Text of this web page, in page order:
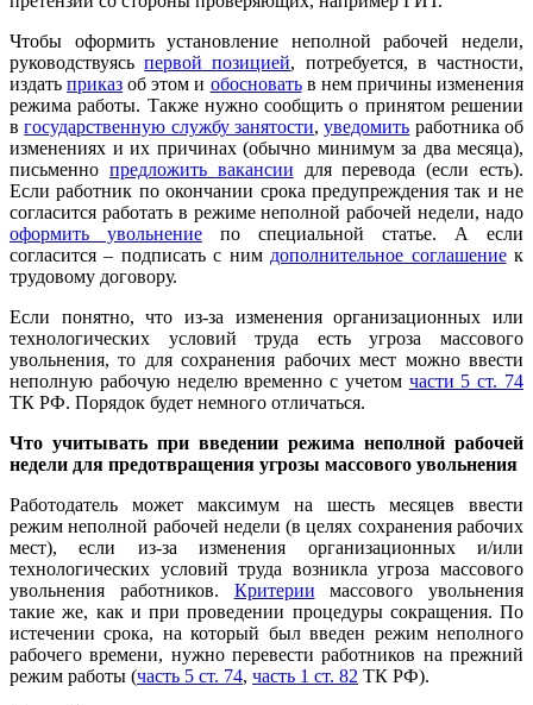
Чтобы оформить установление неполной рабочей недели,
руководствуясьпервой позицией, потребуется, в частности,
издатьприказ об этом и обосноватьв нем причины изменения
режима работы. Также нужно сообщить о принятом решении
вгосударственную службу занятости,уведомить работника об
изменениях и их причинах (обычно минимум за два месяца),
письменно предложить вакансии для перевода (если есть).
Если работник по окончании срока предупреждения так и не
согласится работать в режиме неполной рабочей недели, надо
оформить увольнение по специальной статье. А если
согласится – подписать с ним дополнительное соглашениек
трудовому договору.
Если понятно, что из-за изменения организационных или
технологических условий труда есть угроза массового
увольнения, то для сохранения рабочих мест можно ввести
неполную рабочую неделю временно с учетом части 5 ст. 74
ТК РФ. Порядок будет немного отличаться.
Что учитывать при введении режима неполной рабочей
недели для предотвращения угрозы массового увольнения
Работодатель может максимум на шесть месяцев ввести
режим неполной рабочей недели (в целях сохранения рабочих
мест), если из-за изменения организационных и/или
технологических условий труда возникла угроза массового
увольнения работников. Критерии массового увольнения
такие же, как и при проведении процедуры сокращения. По
истечении срока, на который был введен режим неполного
рабочего времени, нужно перевести работников на прежний
режим работы (часть 5 ст. 74, часть 1 ст. 82 ТК РФ).